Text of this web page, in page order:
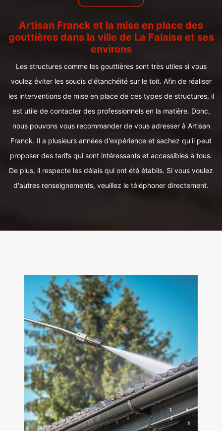
Artisan Franck et la mise en place des
gouttières dans la ville de La Falaise et ses
environs
Les structures comme les gouttières sont très utiles si vous
voulez éviter les soucis d'étanchéité sur le toit. Afin de réaliser
les interventions de mise en place de ces types de structures, il
est utile de contacter des professionnels en la matière. Donc,
nous pouvons vous recommander de vous adresser à Artisan
Franck. Il a plusieurs années d'expérience et sachez qu'il peut
proposer des tarifs qui sont intéressants et accessibles à tous.
De plus, il respecte les délais qui ont été établis. Si vous voulez
d'autres renseignements, veuillez le téléphoner directement.